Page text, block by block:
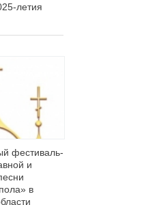
летия
фестиваль-
и
в